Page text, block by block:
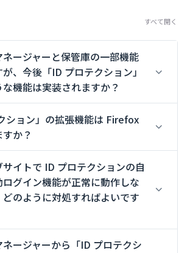
すべて開く
ージャーと保管庫の一部機能
、今後「ID プロテクション」
機能は実装されますか？
ション」の拡張機能は Firefox
か？
イトで ID プロテクションの自
グイン機能が正常に動作しな
のように対処すればよいです
ージャーから「ID プロテクシ